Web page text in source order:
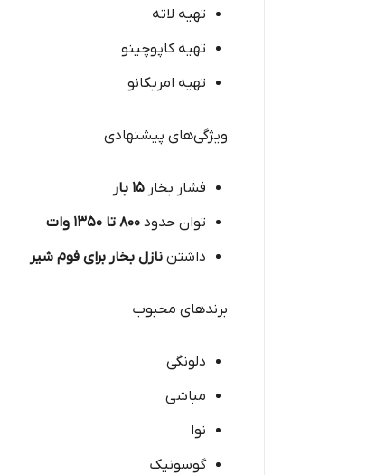
تهیه لاته
تهیه کاپوچینو
تهیه امریکانو
ویژگی‌های پیشنهادی
فشار بخار ۱۵ بار
توان حدود ۸۰۰ تا ۱۳۵۰ وات
داشتن نازل بخار برای فوم شیر
برندهای محبوب
دلونگی
مباشی
نوا
گوسونیک